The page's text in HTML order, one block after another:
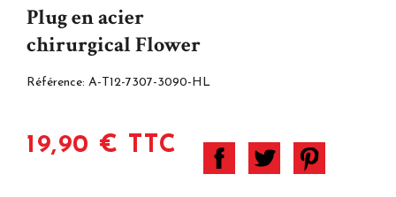
Plug en acier
chirurgical Flower
Référence: A-T12-7307-3090-HL
19,90 € TTC